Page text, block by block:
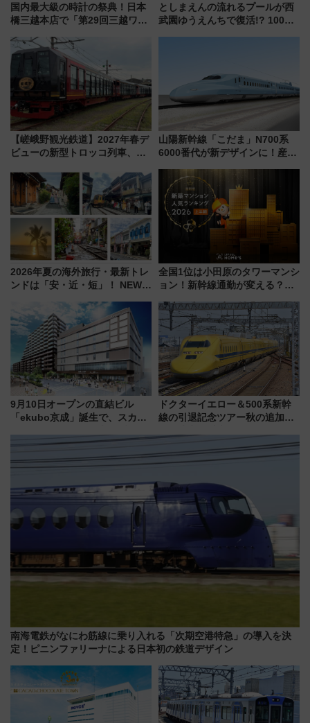
国内最大級の時計の祭典！日本
橋三越本店で「第29回三越ワー
【2026年8月5日～25日】
としまえんの流れるプールが西
武園ゆうえんちで復活!? 100周
【嵯峨野観光鉄道】2027年春デ
ビューの新型トロッコ列車、い
は2026年で引退
山陽新幹線「こだま」N700系
6000番代が新デザインに！産学
用は今冬から
2026年夏の海外旅行・最新トレ
ンドは「安・近・短」！ NEWT
渡航先TOP5とは？ 円安時代の
旅行術
全国1位は小田原のタワーマンシ
ョン！新幹線通勤が変える？
【新築マンション人気ランキン
グ】
9月10日オープンの直結ビル
「ekubo京成」誕生で、スカイ
新鎌ヶ谷はどう変わる？ 全テナ
ント情報も公開！
ドクターイエロー＆500系新幹
線の引退記念ツアー秋の追加企
南海電鉄がなにわ筋線に乗り入れる「次期空港特急」の導入を決
定！ピニンファリーナによる日本初の鉄道デザイン